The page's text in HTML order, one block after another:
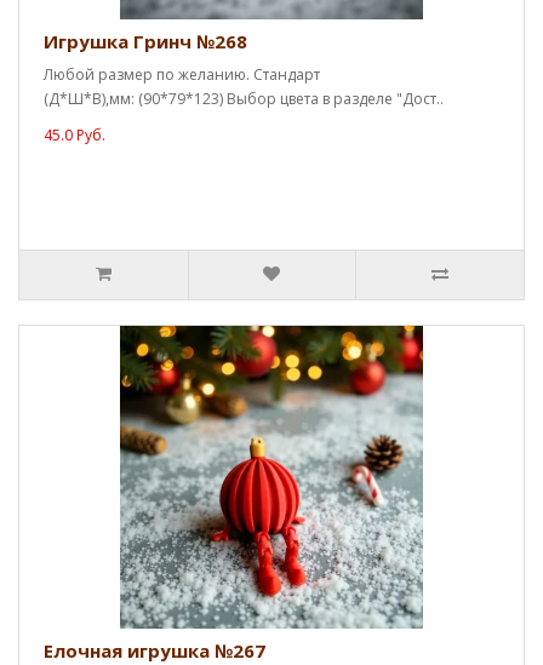
Игрушка Гринч №268
Любой размер по желанию. Стандарт
(Д*Ш*В),мм: (90*79*123) Выбор цвета в разделе "Дост..
45.0 Руб.
Елочная игрушка №267